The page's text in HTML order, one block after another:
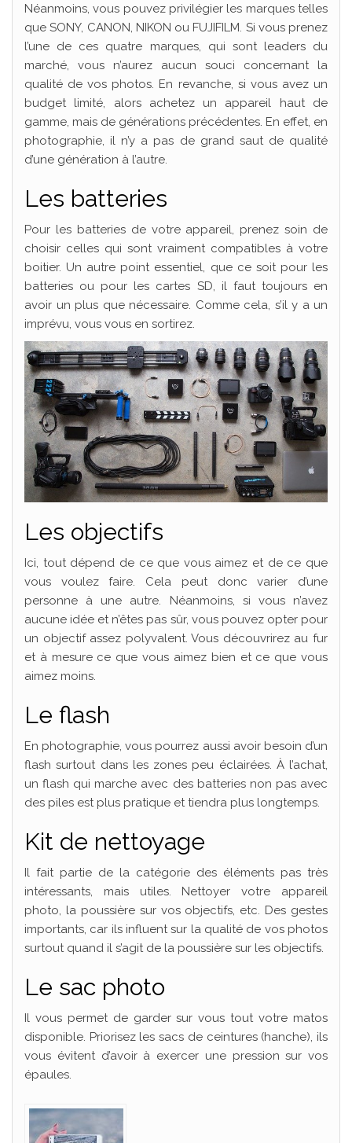
Néanmoins, vous pouvez privilégier les marques telles
que SONY, CANON, NIKON ou FUJIFILM. Si vous prenez
l’une de ces quatre marques, qui sont leaders du
marché, vous n’aurez aucun souci concernant la
qualité de vos photos. En revanche, si vous avez un
budget limité, alors achetez un appareil haut de
gamme, mais de générations précédentes. En effet, en
photographie, il n’y a pas de grand saut de qualité
d’une génération à l’autre.
Les batteries
Pour les batteries de votre appareil, prenez soin de
choisir celles qui sont vraiment compatibles à votre
boitier. Un autre point essentiel, que ce soit pour les
batteries ou pour les cartes SD, il faut toujours en
avoir un plus que nécessaire. Comme cela, s’il y a un
imprévu, vous vous en sortirez.
Les objectifs
Ici, tout dépend de ce que vous aimez et de ce que
vous voulez faire. Cela peut donc varier d’une
personne à une autre. Néanmoins, si vous n’avez
aucune idée et n’êtes pas sûr, vous pouvez opter pour
un objectif assez polyvalent. Vous découvrirez au fur
et à mesure ce que vous aimez bien et ce que vous
aimez moins.
Le flash
En photographie, vous pourrez aussi avoir besoin d’un
flash surtout dans les zones peu éclairées. À l’achat,
un flash qui marche avec des batteries non pas avec
des piles est plus pratique et tiendra plus longtemps.
Kit de nettoyage
Il fait partie de la catégorie des éléments pas très
intéressants, mais utiles. Nettoyer votre appareil
photo, la poussière sur vos objectifs, etc. Des gestes
importants, car ils influent sur la qualité de vos photos
surtout quand il s’agit de la poussière sur les objectifs.
Le sac photo
Il vous permet de garder sur vous tout votre matos
disponible. Priorisez les sacs de ceintures (hanche), ils
vous évitent d’avoir à exercer une pression sur vos
épaules.